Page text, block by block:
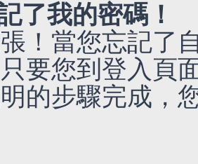
了我的密碼！
！當您忘記了
要您到登入頁
的步驟完成，